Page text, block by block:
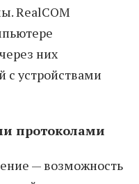
RealCOM
них
с устройствами
протоколами
— возможность